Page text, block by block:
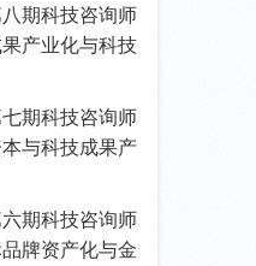
期科技咨询师
产业化与科技
期科技咨询师
与科技成果产
期科技咨询师
牌资产化与金